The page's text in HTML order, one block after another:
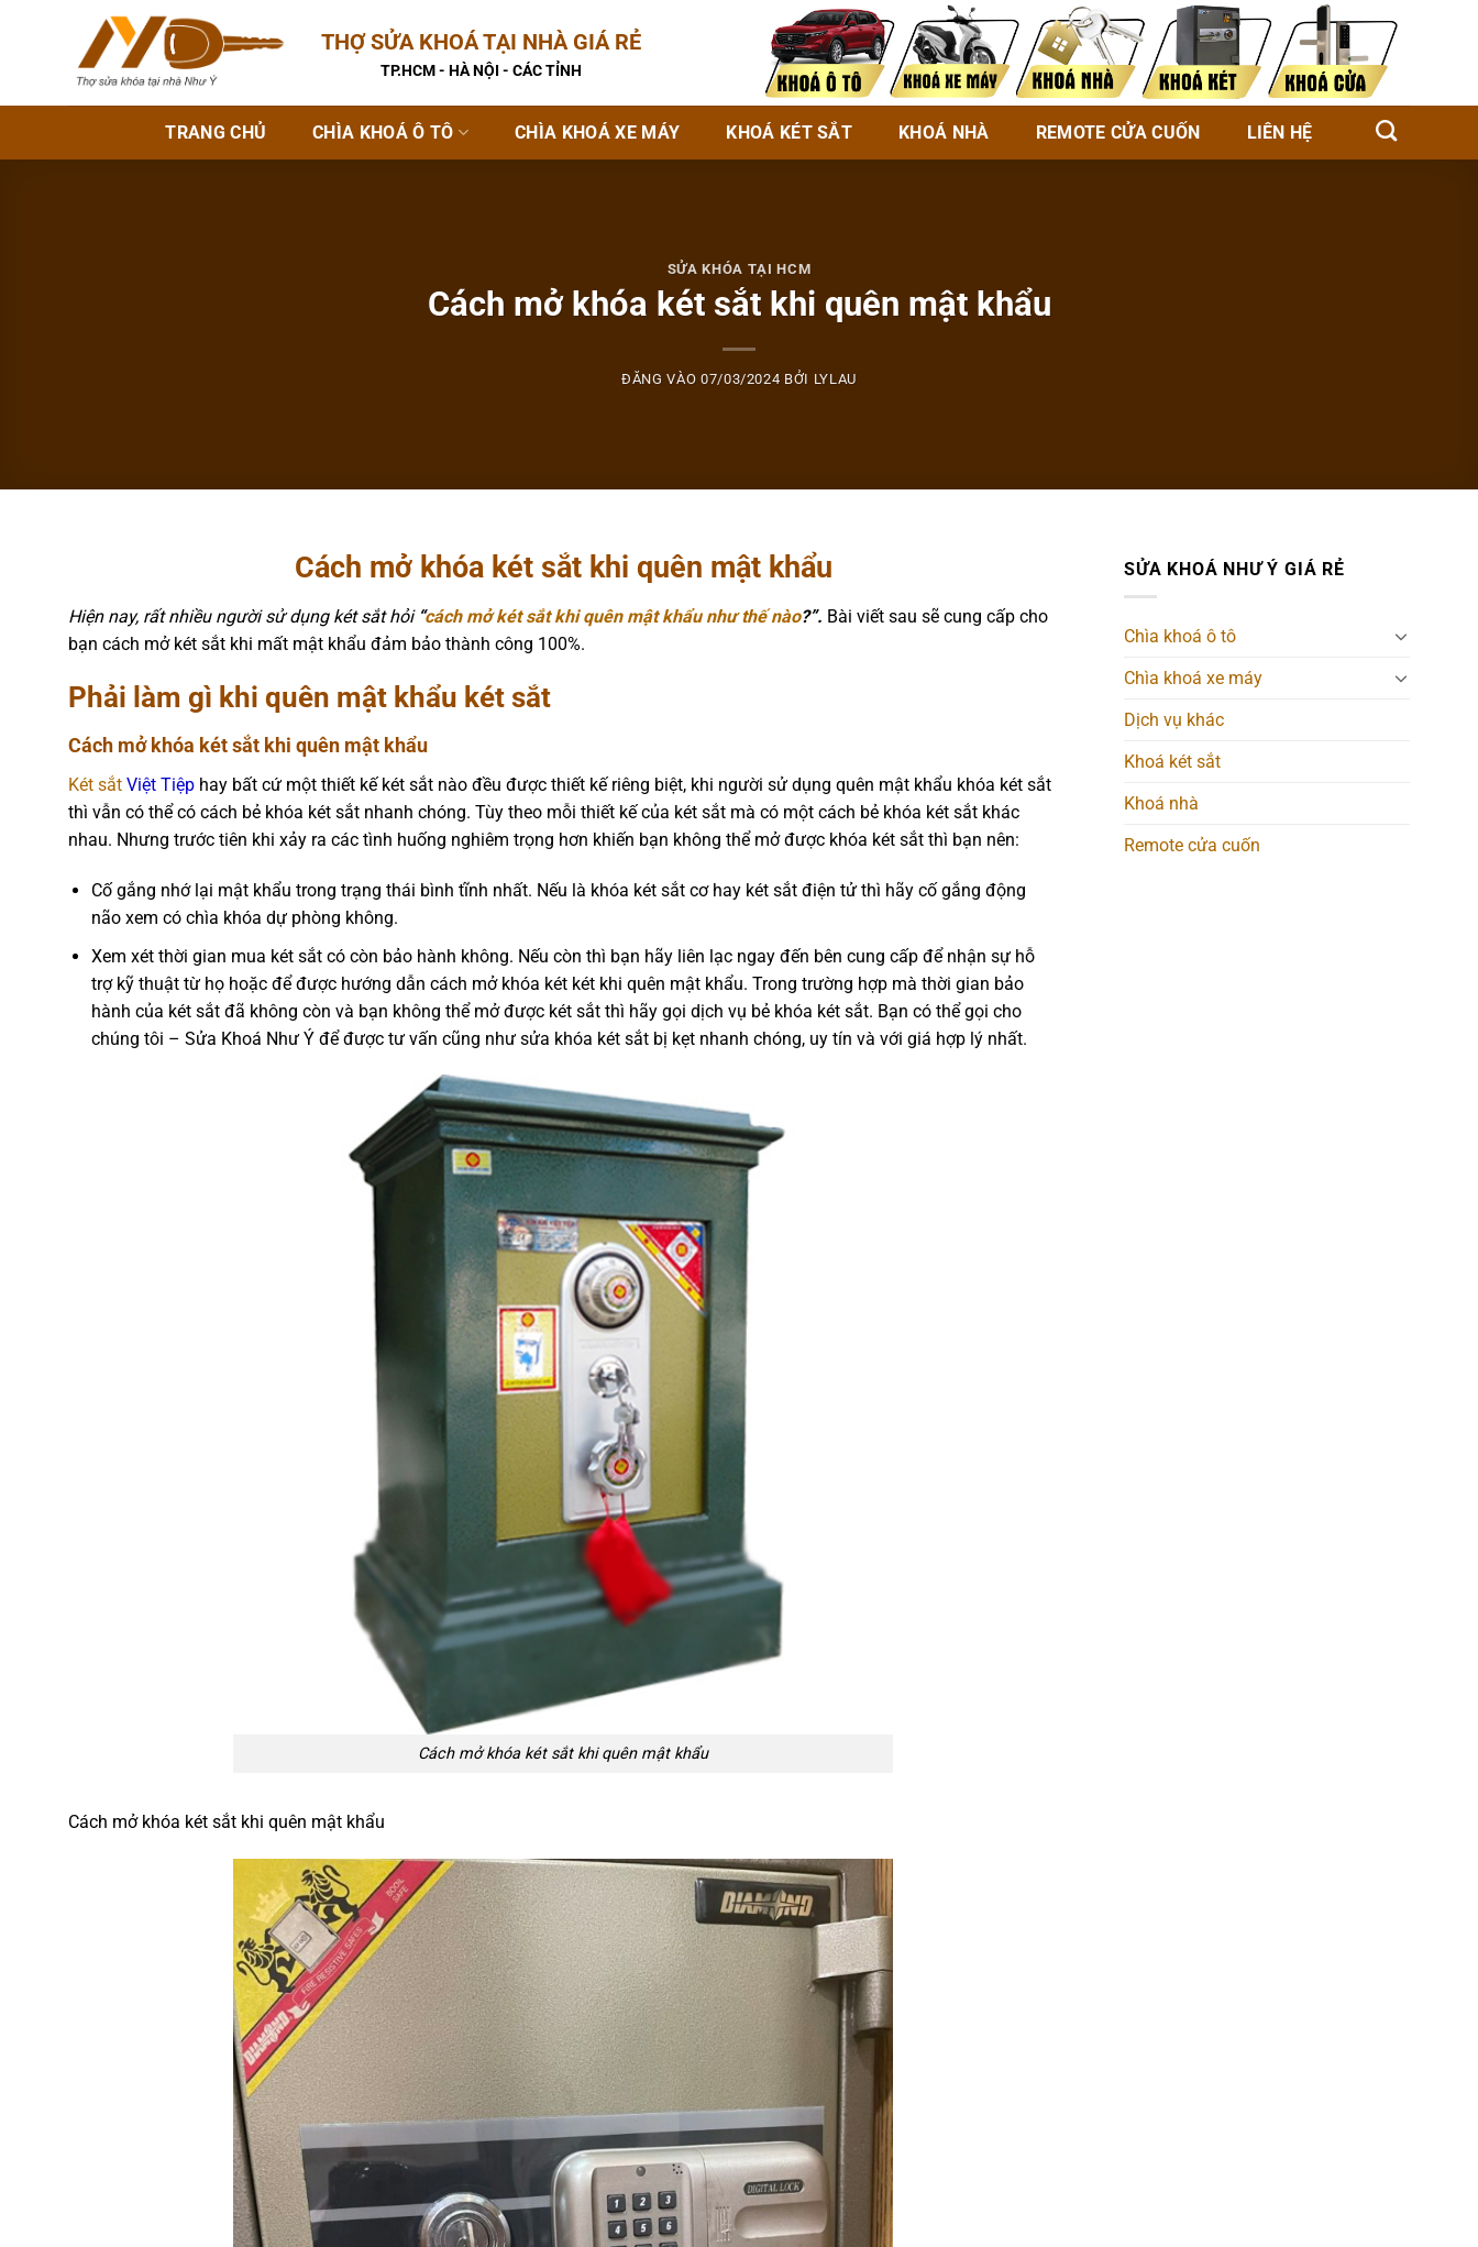
THỢ SỬA KHOÁ TẠI NHÀ GIÁ RẺ
TP.HCM - HÀ NỘI - CÁC TỈNH
TRANG CHỦ CHÌA KHOÁ Ô TÔ CHÌA KHOÁ XE MÁY KHOÁ KÉT SẮT KHOÁ NHÀ REMOTE CỬA CUỐN LIÊN HỆ
SỬA KHÓA TẠI HCM
Cách mở khóa két sắt khi quên mật khẩu
ĐĂNG VÀO 07/03/2024 BỞI LYLAU
Cách mở khóa két sắt khi quên mật khẩu
Hiện nay, rất nhiều người sử dụng két sắt hỏi “cách mở két sắt khi quên mật khẩu như thế nào?”. Bài viết sau sẽ cung cấp cho
bạn cách mở két sắt khi mất mật khẩu đảm bảo thành công 100%.
Phải làm gì khi quên mật khẩu két sắt
Cách mở khóa két sắt khi quên mật khẩu
Két sắt Việt Tiệp hay bất cứ một thiết kế két sắt nào đều được thiết kế riêng biệt, khi người sử dụng quên mật khẩu khóa két sắt
thì vẫn có thể có cách bẻ khóa két sắt nhanh chóng. Tùy theo mỗi thiết kế của két sắt mà có một cách bẻ khóa két sắt khác
nhau. Nhưng trước tiên khi xảy ra các tình huống nghiêm trọng hơn khiến bạn không thể mở được khóa két sắt thì bạn nên:
Cố gắng nhớ lại mật khẩu trong trạng thái bình tĩnh nhất. Nếu là khóa két sắt cơ hay két sắt điện tử thì hãy cố gắng động
não xem có chìa khóa dự phòng không.
Xem xét thời gian mua két sắt có còn bảo hành không. Nếu còn thì bạn hãy liên lạc ngay đến bên cung cấp để nhận sự hỗ
trợ kỹ thuật từ họ hoặc để được hướng dẫn cách mở khóa két két khi quên mật khẩu. Trong trường hợp mà thời gian bảo
hành của két sắt đã không còn và bạn không thể mở được két sắt thì hãy gọi dịch vụ bẻ khóa két sắt. Bạn có thể gọi cho
chúng tôi – Sửa Khoá Như Ý để được tư vấn cũng như sửa khóa két sắt bị kẹt nhanh chóng, uy tín và với giá hợp lý nhất.
Cách mở khóa két sắt khi quên mật khẩu
Cách mở khóa két sắt khi quên mật khẩu
SỬA KHOÁ NHƯ Ý GIÁ RẺ
Chìa khoá ô tô
Chìa khoá xe máy
Dịch vụ khác
Khoá két sắt
Khoá nhà
Remote cửa cuốn